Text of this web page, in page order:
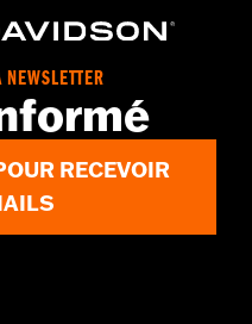
5.25” / HEEL HEIGHT:
RECEVOIR